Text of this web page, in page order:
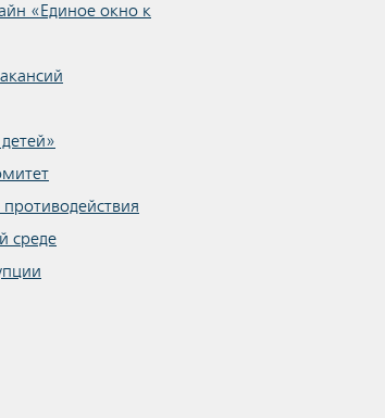
«Единое окно к
среде